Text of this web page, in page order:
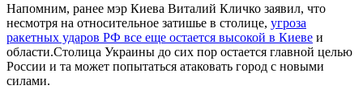
Напомним, ранее мэр Киева Виталий Кличко заявил, что
несмотря на относительное затишье в столице, угроза
ракетных ударов РФ все еще остается высокой в Киеве и
области.Столица Украины до сих пор остается главной целью
России и та может попытаться атаковать город с новыми
силами.